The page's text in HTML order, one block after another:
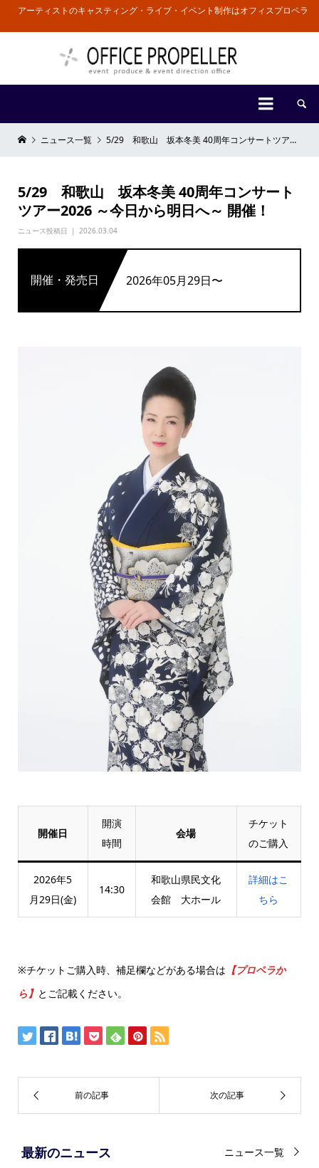
アーティストのキャスティング・ライブ・イベント制作はオフィスプロペラ
 
ニュース一覧 5/29 和歌山 坂本冬美 40周年コンサートツアー2026 ～今日から明日へ～ 開催！
5/29 和歌山 坂本冬美 40周年コンサート
ツアー2026 ～今日から明日へ～ 開催！
ニュース投稿日 2026.03.04
開催・発売日 2026年05月29日〜
開催日
開演
時間
会場
チケット
のご購入
2026年5
月29日(金)
14:30
和歌山県民文化
会館 大ホール
詳細はこ
ちら
※チケットご購入時、補足欄などがある場合は 【プロペラか
ら】 とご記載ください。
最新のニュース ニュース一覧